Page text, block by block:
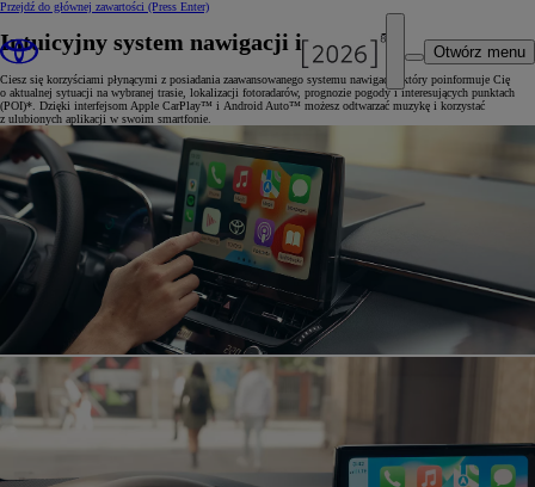
Przejdź do głównej zawartości (Press Enter)
Otwórz menu
Intuicyjny system nawigacji i rozrywki
Ciesz się korzyściami płynącymi z posiadania zaawansowanego systemu nawigacji, który poinformuje Cię
o aktualnej sytuacji na wybranej trasie, lokalizacji fotoradarów, prognozie pogody i interesujących punktach
(POI)*. Dzięki interfejsom Apple CarPlay™ i Android Auto™ możesz odtwarzać muzykę i korzystać
z ulubionych aplikacji w swoim smartfonie.